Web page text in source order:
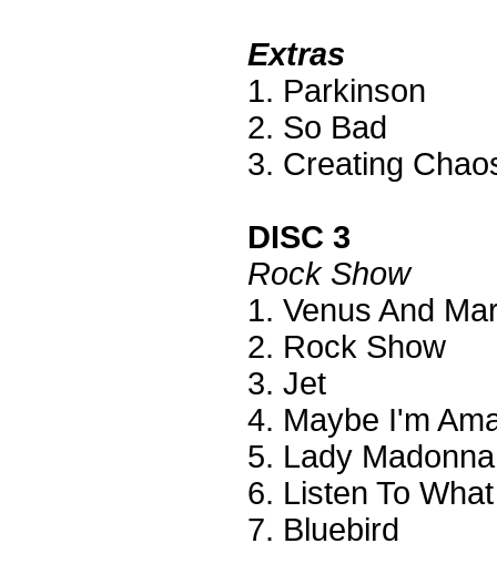
Extras
1. Parkinson
2. So Bad
3. Creating
DISC 3
Rock Show
1. Venus And
2. Rock Show
3. Jet
4. Maybe I'm
5. Lady Madonna
6. Listen To
7. Bluebird